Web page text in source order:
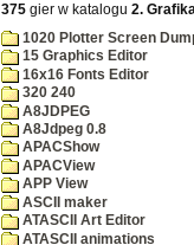
375 gier w katalogu 2.
1020 Plotter Screen
15 Graphics Editor
16x16 Fonts Editor
320 240
A8JDPEG
A8Jdpeg 0.8
APACShow
APACView
APP View
ASCII maker
ATASCII Art Editor
ATASCII animations